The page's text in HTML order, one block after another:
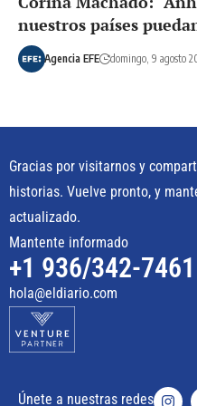
nuestros países
Agencia EFE domingo, 9 agosto
Gracias por visitarnos y
historias. Vuelve pronto, y
actualizado.
Mantente informado
+1 936/342-7461
hola@eldiario.com
Únete a nuestras redes